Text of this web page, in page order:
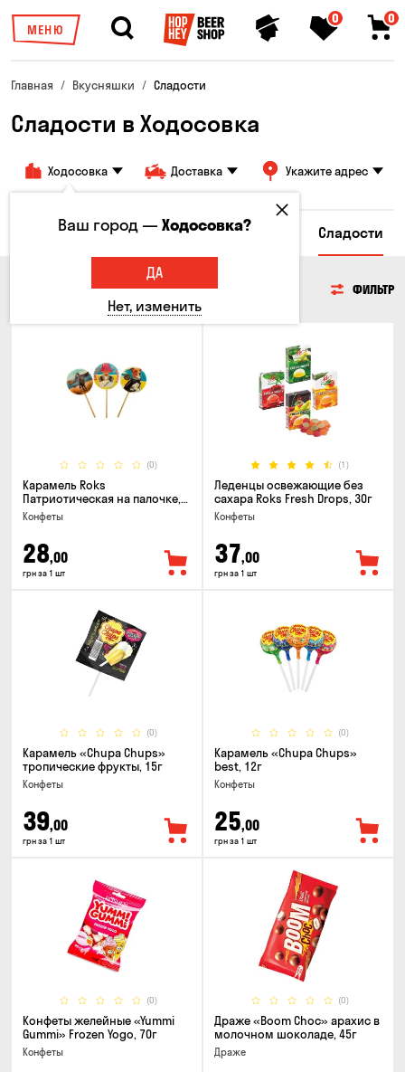
МЕНЮ
0 0
Главная Вкусняшки Сладости
Сладости в Ходосовка
Ходосовка Доставка Укажите адрес
Гренки и Сухарики Злаковые снеки Сладости
СЛАДОСТИ ФИЛЬТР
(0)
Карамель Roks
Патриотическая на палочке,
50г
Конфеты
28,00
грн за 1 шт
(1)
Леденцы освежающие без
сахара Roks Fresh Drops, 30г
Конфеты
37,00
грн за 1 шт
(0)
Карамель «Chupa Chups»
тропические фрукты, 15г
Конфеты
39,00
грн за 1 шт
(0)
Карамель «Chupa Chups»
best, 12г
Конфеты
25,00
грн за 1 шт
(0)
Конфеты желейные «Yummi
Gummi» Frozen Yogo, 70г
Конфеты
(0)
Драже «Boom Choc» арахис в
молочном шоколаде, 45г
Драже
Ваш город —Ходосовка?
ДА
Нет, изменить